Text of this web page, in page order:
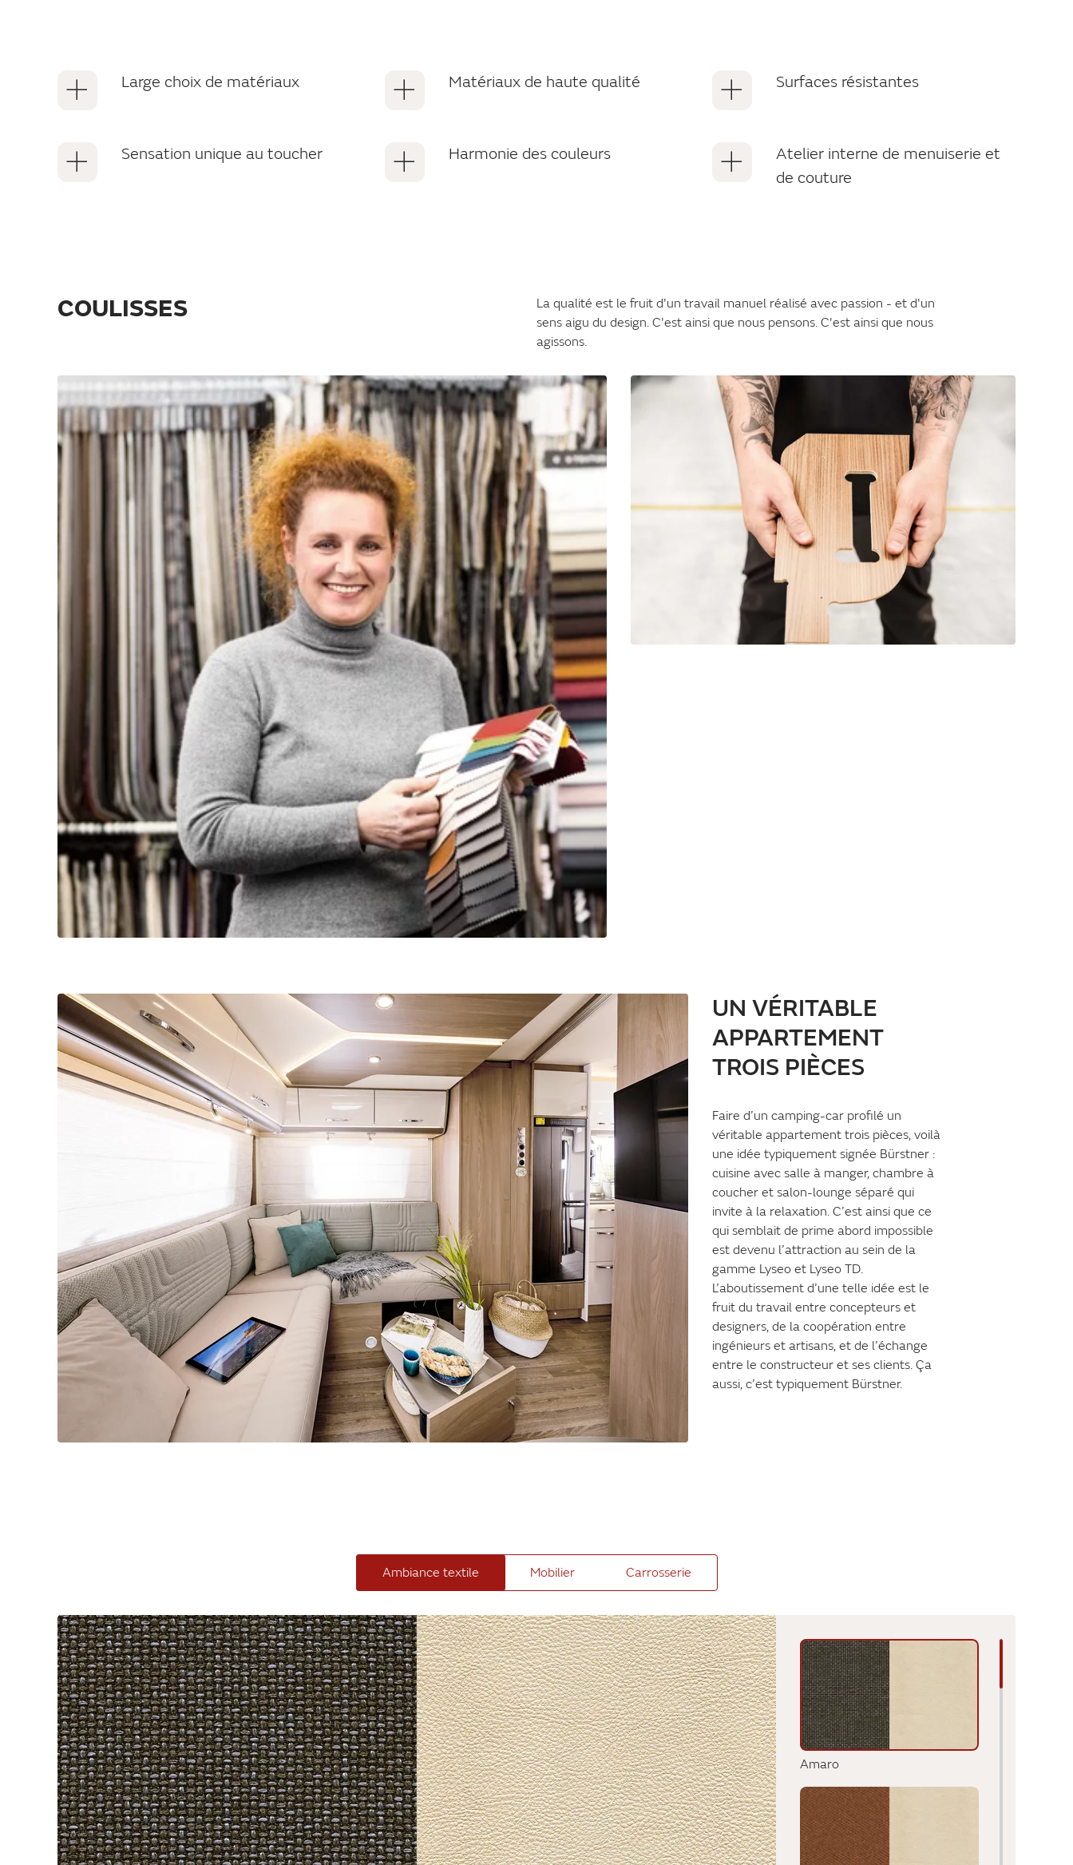
Large choix de matériaux Matériaux de haute qualité Surfaces résistantes
Sensation unique au toucher Harmonie des couleurs
Atelier interne de menuiserie et
de couture
COULISSES
La qualité est le fruit d'un travail manuel réalisé avec passion - et d'un
sens aigu du design. C'est ainsi que nous pensons. C'est ainsi que nous
agissons.
UN VÉRITABLE
APPARTEMENT
TROIS PIÈCES
Faire d’un camping-car profilé un
véritable appartement trois pièces, voilà
une idée typiquement signée Bürstner :
cuisine avec salle à manger, chambre à
coucher et salon-lounge séparé qui
invite à la relaxation. C’est ainsi que ce
qui semblait de prime abord impossible
est devenu l’attraction au sein de la
gamme Lyseo et Lyseo TD.
L’aboutissement d’une telle idée est le
fruit du travail entre concepteurs et
designers, de la coopération entre
ingénieurs et artisans, et de l’échange
entre le constructeur et ses clients. Ça
aussi, c’est typiquement Bürstner.
Ambiance textile Mobilier Carrosserie
Amaro